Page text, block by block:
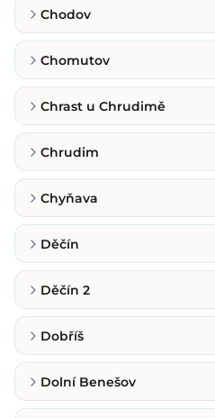
Chodov
Chomutov
Chrast u Chrudimě
Chrudim
Chyňava
Děčín
Děčín 2
Dobříš
Dolní Benešov